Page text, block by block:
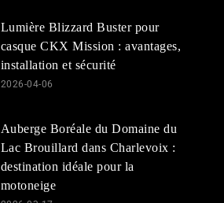
Lumière Blizzard Buster pour
casque CKX Mission : avantages,
installation et sécurité
2026-04-06
Auberge Boréale du Domaine du
Lac Brouillard dans Charlevoix :
destination idéale pour la
motoneige